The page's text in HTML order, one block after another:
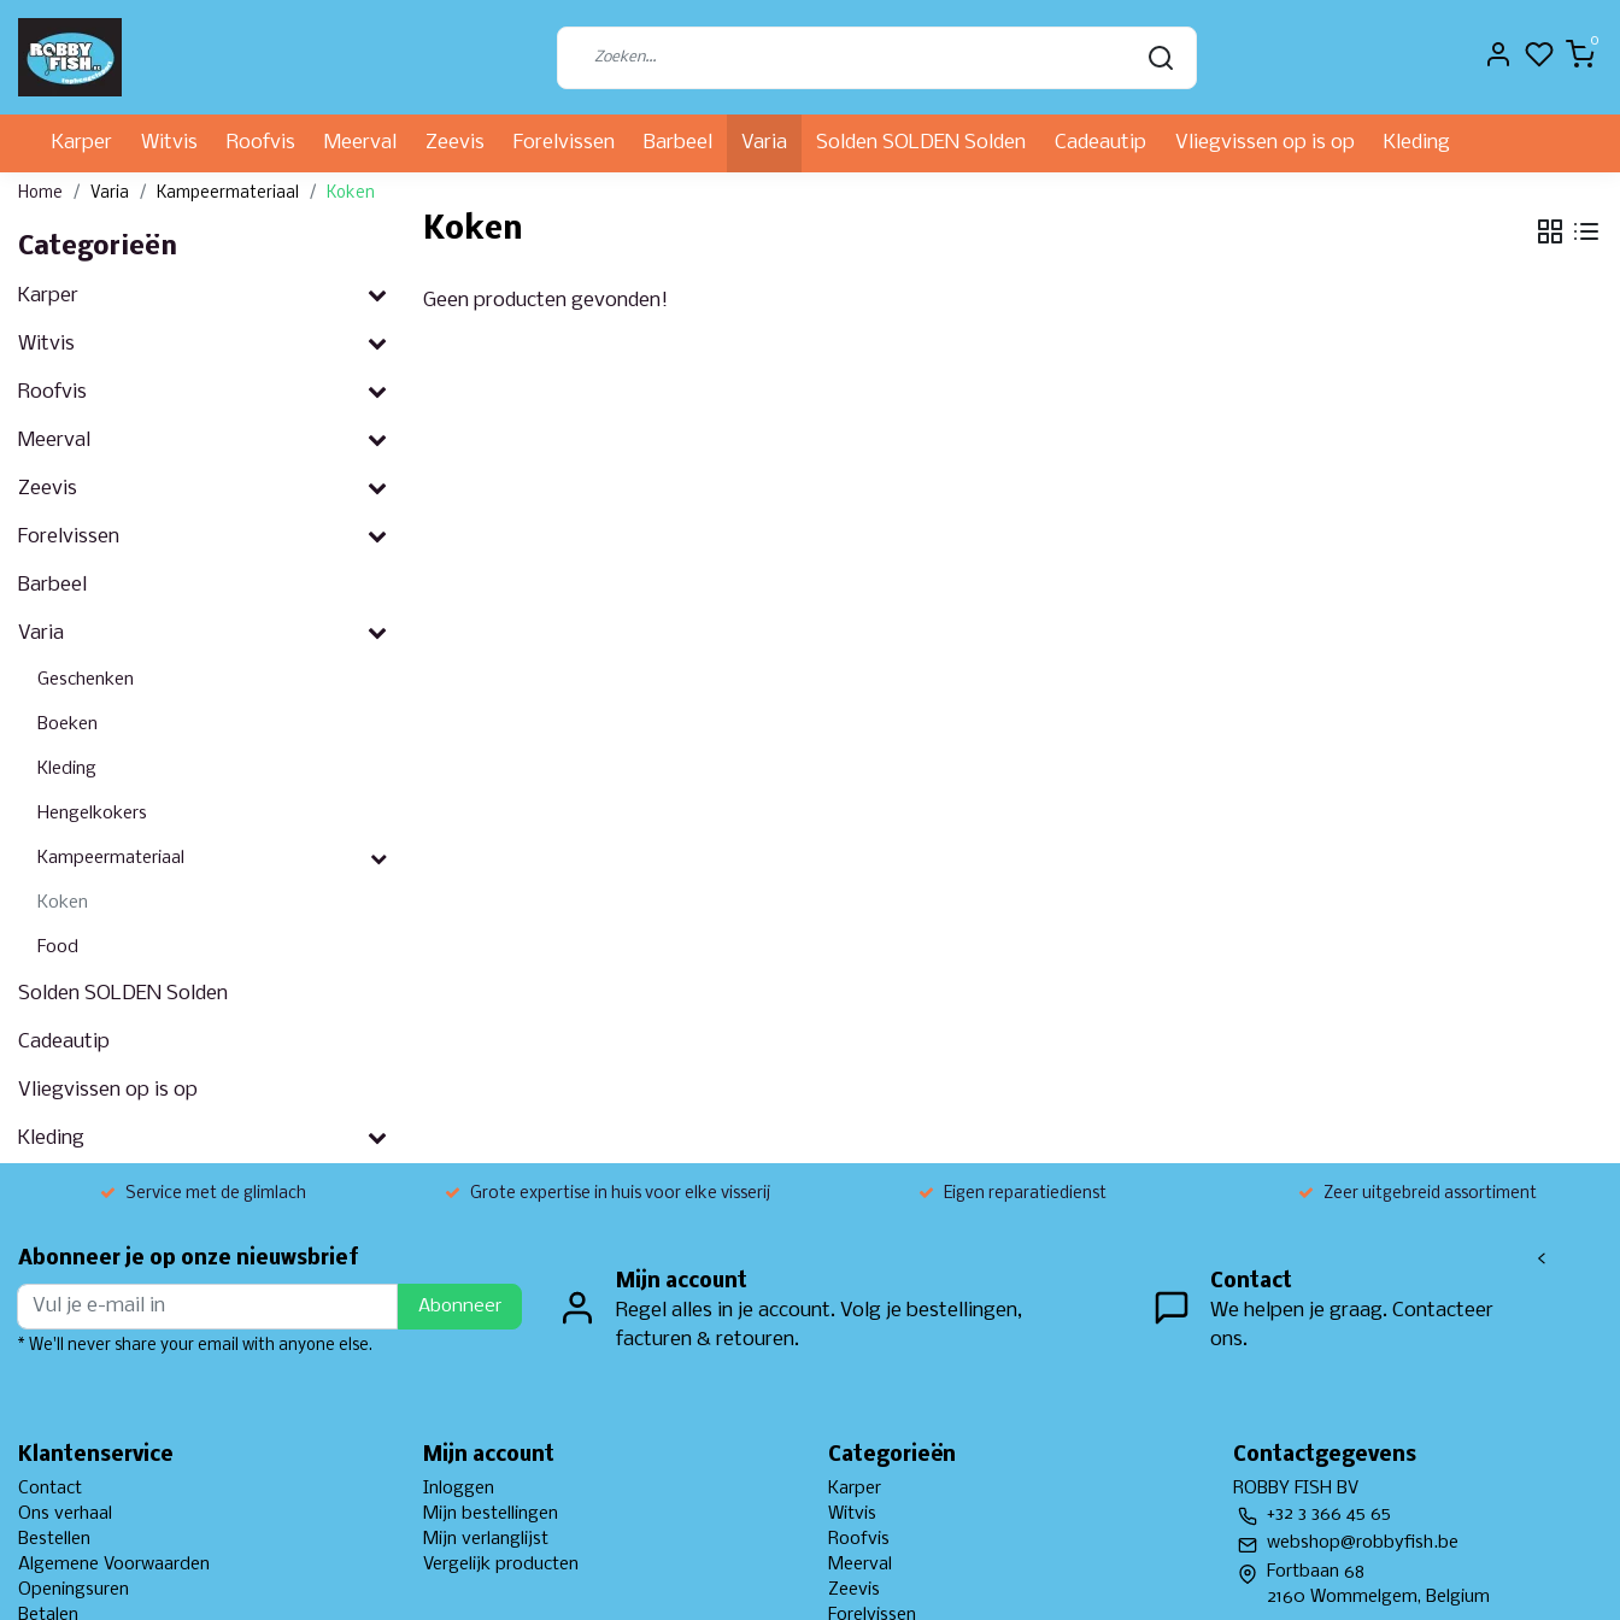
0
Karper Witvis Roofvis Meerval Zeevis Forelvissen Barbeel Varia Solden SOLDEN Solden Cadeautip Vliegvissen op is op Kleding
Home Varia Kampeermateriaal Koken
Categorieën
Karper
Witvis
Roofvis
Meerval
Zeevis
Forelvissen
Barbeel
Varia
Geschenken
Boeken
Kleding
Hengelkokers
Kampeermateriaal
Koken
Food
Solden SOLDEN Solden
Cadeautip
Vliegvissen op is op
Kleding
Koken
Geen producten gevonden!
Service met de glimlach Grote expertise in huis voor elke visserij Eigen reparatiedienst Zeer uitgebreid assortiment
Abonneer je op onze nieuwsbrief
Abonneer
* We'll never share your email with anyone else.
Mijn account
Regel alles in je account. Volg je bestellingen,
facturen & retouren.
Contact
We helpen je graag. Contacteer
ons.
<
Klantenservice
Contact
Ons verhaal
Bestellen
Algemene Voorwaarden
Openingsuren
Betalen
Mijn account
Inloggen
Mijn bestellingen
Mijn verlanglijst
Vergelijk producten
Categorieën
Karper
Witvis
Roofvis
Meerval
Zeevis
Forelvissen
Contactgegevens
ROBBY FISH BV
+32 3 366 45 65
webshop@robbyfish.be
Fortbaan 68
2160 Wommelgem, Belgium